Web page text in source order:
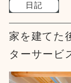
日記
家を建てた
ターサービ